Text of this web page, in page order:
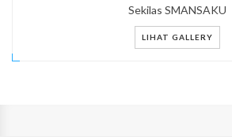
Sekilas SMANSAKU
LIHAT GALLERY